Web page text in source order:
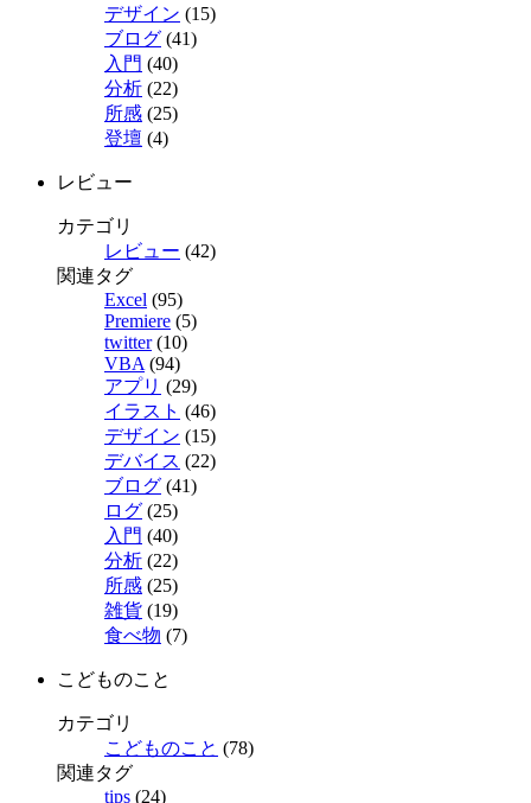
デザイン (15)
ブログ (41)
入門 (40)
分析 (22)
所感 (25)
登壇 (4)
レビュー
カテゴリ
レビュー (42)
関連タグ
Excel (95)
Premiere (5)
twitter(10)
VBA (94)
アプリ (29)
イラスト (46)
デザイン (15)
デバイス (22)
ブログ (41)
ログ (25)
入門 (40)
分析 (22)
所感 (25)
雑貨 (19)
食べ物 (7)
こどものこと
カテゴリ
こどものこと (78)
関連タグ
tips (24)